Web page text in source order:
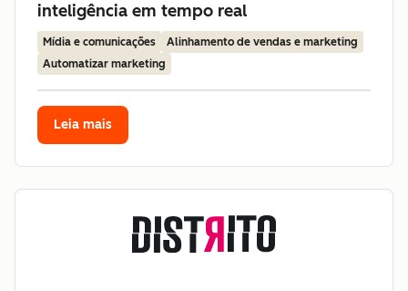
inteligência em tempo real
Mídia e comunicações
Alinhamento de vendas e marketing
Automatizar marketing
Leia mais